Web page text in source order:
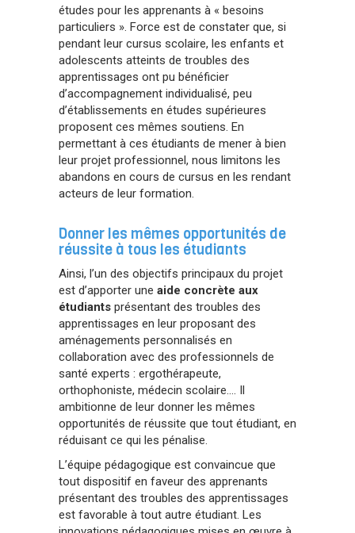
études pour les apprenants à « besoins
particuliers ». Force est de constater que, si
pendant leur cursus scolaire, les enfants et
adolescents atteints de troubles des
apprentissages ont pu bénéficier
d’accompagnement individualisé, peu
d’établissements en études supérieures
proposent ces mêmes soutiens. En
permettant à ces étudiants de mener à bien
leur projet professionnel, nous limitons les
abandons en cours de cursus en les rendant
acteurs de leur formation.
Donner les mêmes opportunités de
réussite à tous les étudiants
Ainsi, l’un des objectifs principaux du projet
est d’apporter une aide concrète aux
étudiants présentant des troubles des
apprentissages en leur proposant des
aménagements personnalisés en
collaboration avec des professionnels de
santé experts : ergothérapeute,
orthophoniste, médecin scolaire…. Il
ambitionne de leur donner les mêmes
opportunités de réussite que tout étudiant, en
réduisant ce qui les pénalise.
L’équipe pédagogique est convaincue que
tout dispositif en faveur des apprenants
présentant des troubles des apprentissages
est favorable à tout autre étudiant. Les